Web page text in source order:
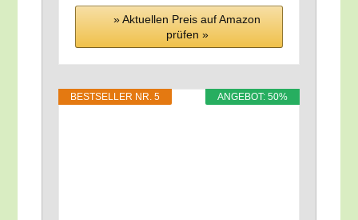
» Aktu­el­len Preis auf Ama­zon
prü­fen »
ANGE­BOT: 50%
BEST­SEL­LER NR. 5